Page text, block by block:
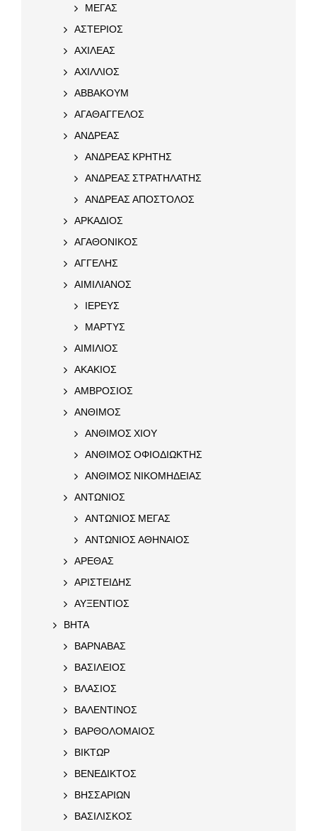
ΜΕΓΑΣ
ΑΣΤΕΡΙΟΣ
ΑΧΙΛΕΑΣ
ΑΧΙΛΛΙΟΣ
ΑΒΒΑΚΟΥΜ
ΑΓΑΘΑΓΓΕΛΟΣ
ΑΝΔΡΕΑΣ
ΑΝΔΡΕΑΣ ΚΡΗΤΗΣ
ΑΝΔΡΕΑΣ ΣΤΡΑΤΗΛΑΤΗΣ
ΑΝΔΡΕΑΣ ΑΠΟΣΤΟΛΟΣ
ΑΡΚΑΔΙΟΣ
ΑΓΑΘΟΝΙΚΟΣ
ΑΓΓΕΛΗΣ
ΑΙΜΙΛΙΑΝΟΣ
ΙΕΡΕΥΣ
ΜΑΡΤΥΣ
ΑΙΜΙΛΙΟΣ
ΑΚΑΚΙΟΣ
ΑΜΒΡΟΣΙΟΣ
ΑΝΘΙΜΟΣ
ΑΝΘΙΜΟΣ ΧΙΟΥ
ΑΝΘΙΜΟΣ ΟΦΙΟΔΙΩΚΤΗΣ
ΑΝΘΙΜΟΣ ΝΙΚΟΜΗΔΕΙΑΣ
ΑΝΤΩΝΙΟΣ
ΑΝΤΩΝΙΟΣ ΜΕΓΑΣ
ΑΝΤΩΝΙΟΣ ΑΘΗΝΑΙΟΣ
ΑΡΕΘΑΣ
ΑΡΙΣΤΕΙΔΗΣ
ΑΥΞΕΝΤΙΟΣ
ΒΗΤΑ
ΒΑΡΝΑΒΑΣ
ΒΑΣΙΛΕΙΟΣ
ΒΛΑΣΙΟΣ
ΒΑΛΕΝΤΙΝΟΣ
ΒΑΡΘΟΛΟΜΑΙΟΣ
ΒΙΚΤΩΡ
ΒΕΝΕΔΙΚΤΟΣ
ΒΗΣΣΑΡΙΩΝ
ΒΑΣΙΛΙΣΚΟΣ